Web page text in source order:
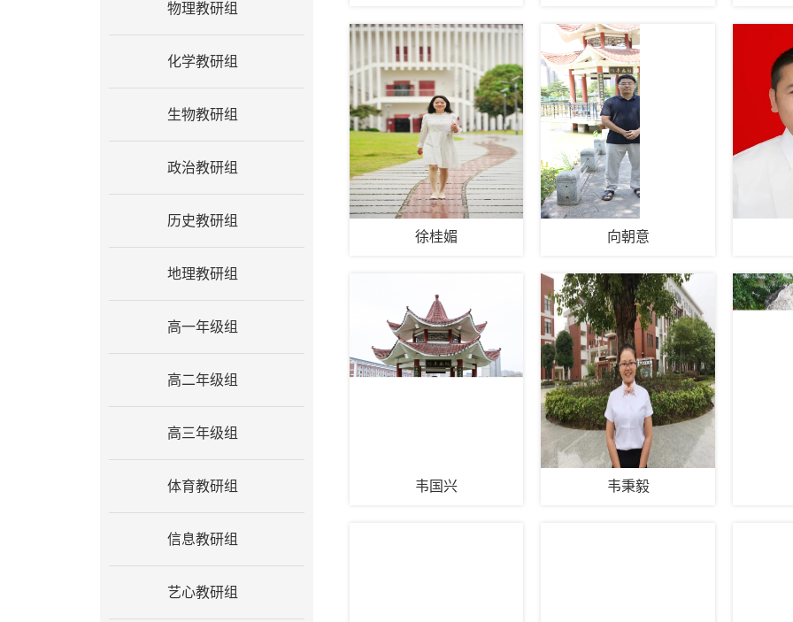
物理教研组
化学教研组
生物教研组
政治教研组
历史教研组
地理教研组
高一年级组
高二年级组
高三年级组
体育教研组
信息教研组
艺心教研组
徐桂媚 向朝意
韦国兴 韦秉毅